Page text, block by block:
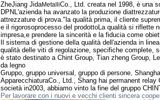
ZheJiang JidaMetalliCo., Ltd. creata nel 1998, è una
DPN L'azienda ha avanzato la produzione di
attrezzature di prova."la qualità prima, il cliente
e il rigorosoprocesso del prodottoLa qualità si riflette
impresa,e prendere la sincerità e la fiducia come
Il sistema di gestione della qualità dell'azienda in
qualità delle viti di regolazione, specifiche complete,
è stato destinato a Chint Group, Tian zheng Group,
da legno
Gruppo, gruppo universal, gruppo di persone,
ApparecchiaturaCo., Ltd., Shang hai permanent
società in2003, abbiamo vinto la fine del gruppo
Per lavorare con i nuovi e vecchi clienti sincera